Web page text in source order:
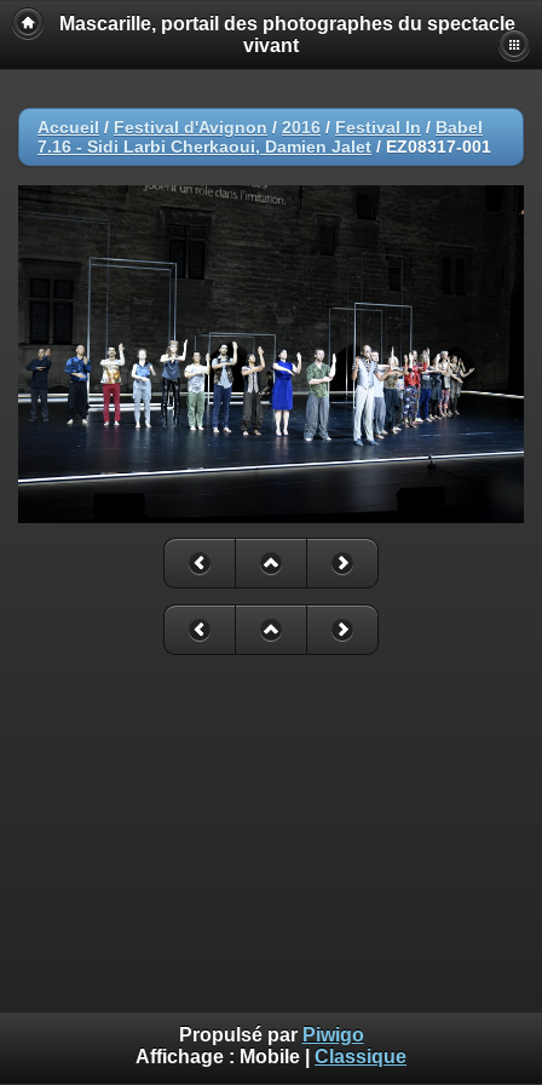
Mascarille, portail des photographes du spectacle
vivant
Accueil / Festival d'Avignon / 2016 / Festival In / Babel
7.16 - Sidi Larbi Cherkaoui, Damien Jalet / EZ08317-001
Propulsé par Piwigo
Affichage : Mobile Classique